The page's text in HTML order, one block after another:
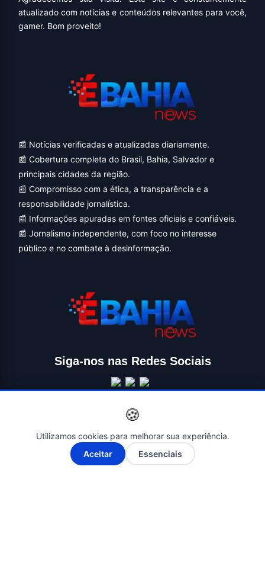
atualizado com notícias e conteúdos relevantes para você,
gamer. Bom proveito!
📰 Notícias verificadas e atualizadas diariamente.
📰 Cobertura completa do Brasil, Bahia, Salvador e
principais cidades da região.
📰 Compromisso com a ética, a transparência e a
responsabilidade jornalística.
📰 Informações apuradas em fontes oficiais e confiáveis.
📰 Jornalismo independente, com foco no interesse
público e no combate à desinformação.
Siga-nos nas Redes Sociais
A- A+
🍪
Utilizamos cookies para melhorar sua experiência.
Aceitar
Essenciais